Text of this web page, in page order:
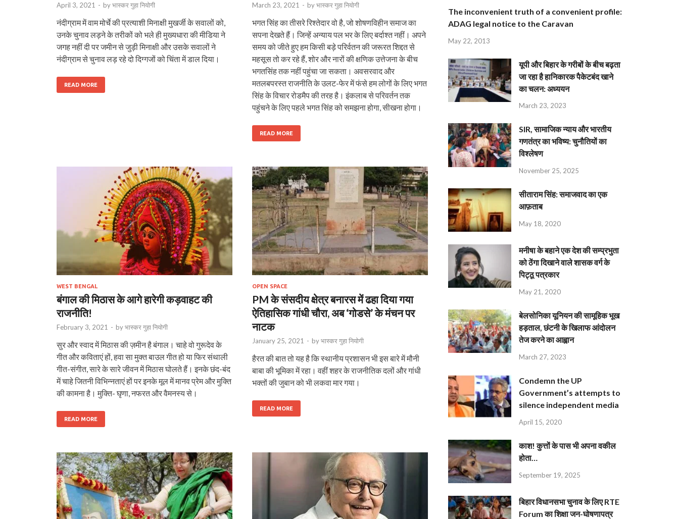
April 3, 2021 - byभास्‍कर गुहा नियोगी
नंदीग्राम में वाम मोर्चे की प्रत्याशी मिनाक्षी मुखर्जी के सवालों को,
उनके चुनाव लड़ने के तरीकों को भले ही मुख्यधारा की मीडिया ने
जगह नहीं दी पर जमीन से जुड़ी मिनाक्षी और उसके सवालों ने
नंदीग्राम से चुनाव लड़ रहे दो दिग्गजों को चिंता में डाल दिया।
READ MORE
March 23, 2021 - byभास्‍कर गुहा नियोगी
भगत सिंह का तीसरे रिश्तेदार वो है, जो शोषणविहीन समाज का
सपना देखते हैं। जिन्हें अन्याय पल भर के लिए बर्दाश्त नहीं। अपने
समय को जीते हुए हम किसी बड़े परिर्वतन की जरूरत शिद्दत से
महसूस तो कर रहे हैं, शोर और नारों की क्षणिक उत्तेजना के बीच
भगतसिंह तक नहीं पहुंचा जा सकता। अवसरवाद और
मतलबपरस्त राजनीति के उलट-फेर में फंसे हम लोगों के लिए भगत
सिंह के विचार रोडमैप की तरह है। इंकलाब से परिवर्तन तक
पहुंचने के लिए पहले भगत सिंह को समझना होगा, सीखना होगा।
READ MORE
WEST BENGAL
बंगाल की मिठास के आगे हारेगी कड़वाहट की
राजनीति!
February 3, 2021 - byभास्‍कर गुहा नियोगी
सुर और स्वाद में मिठास की ज़मीन है बंगाल। चाहे वो गुरूदेव के
गीत और कविताएं हों, हवा सा मुक्त बाउल गीत हो या फिर संथाली
गीत-संगीत, सारे के सारे जीवन में मिठास घोलते हैं। इनके छंद-बंद
में चाहे जितनी विभिन्नताएं हों पर इनके मूल में मानव प्रेम और मुक्ति
की कामना है। मुक्ति- घृणा, नफरत और वैमनस्य से।
READ MORE
OPEN SPACE
PM के संसदीय क्षेत्र बनारस में ढहा दिया गया
ऐतिहासिक गांधी चौरा, अब ‘गोडसे’ के मंचन पर
नाटक
January 25, 2021 - byभास्‍कर गुहा नियोगी
हैरत की बात तो यह है कि स्थानीय प्रशासन भी इस बारे में मौनी
बाबा की भूमिका में रहा। वहीं शहर के राजनीतिक दलों और गांधी
भक्तों की जुबान को भी लकवा मार गया।
READ MORE
The inconvenient truth of a convenient profile:
ADAG legal notice to the Caravan
May 22, 2013
यूपी और बिहार के गरीबों के बीच बढ़ता
जा रहा है हानिकारक पैकेटबंद खाने
का चलन: अध्ययन
March 23, 2023
SIR, सामाजिक न्याय और भारतीय
गणतंत्र का भविष्य: चुनौतियों का
विश्लेषण
November 25, 2025
सीताराम सिंह: समाजवाद का एक
आफ़ताब
May 18, 2020
मनीषा के बहाने एक देश की सम्प्रभुता
को ठेंगा दिखाने वाले शासक वर्ग के
पिट्ठू पत्रकार
May 21, 2020
बेलसोनिका यूनियन की सामूहिक भूख
हड़ताल, छंटनी के खिलाफ आंदोलन
तेज करने का आह्वान
March 27, 2023
Condemn the UP
Government’s attempts to
silence independent media
April 15, 2020
काश! कुत्तों के पास भी अपना वकील
होता…
September 19, 2025
बिहार विधानसभा चुनाव के लिए RTE
Forum का शिक्षा जन-घोषणापत्र